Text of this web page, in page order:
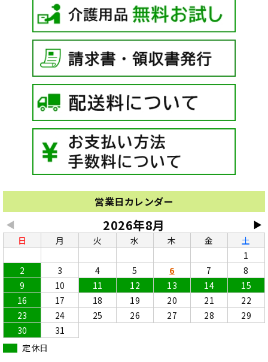
営業日カレンダー
◀ ▶
2026年8月
日 月 火 水 木 金
土
1
2
3 4 5 6 7
8
9
10 11 12 13 14
15
16
17 18 19 20 21
22
23
24 25 26 27 28
29
30
31
定休日